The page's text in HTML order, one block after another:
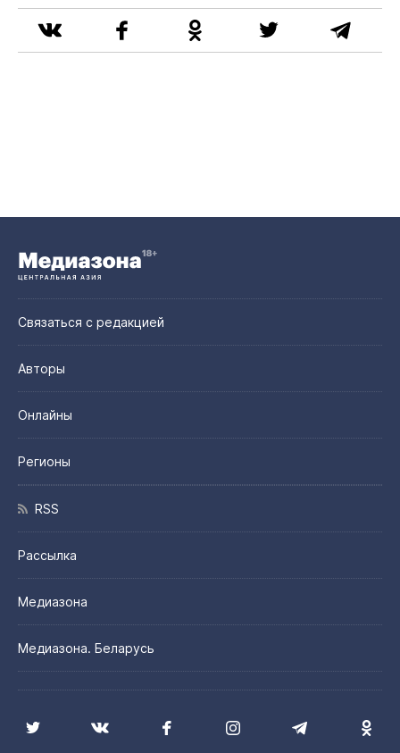
Связаться с редакцией
Авторы
Онлайны
Регионы
RSS
Рассылка
Медиазона
Медиазона. Беларусь